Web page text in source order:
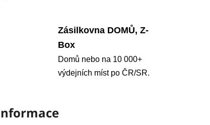
Zásilkovna DOMŮ, Z-
Box
Domů nebo na 10 000+
výdejních míst po ČR/SR.